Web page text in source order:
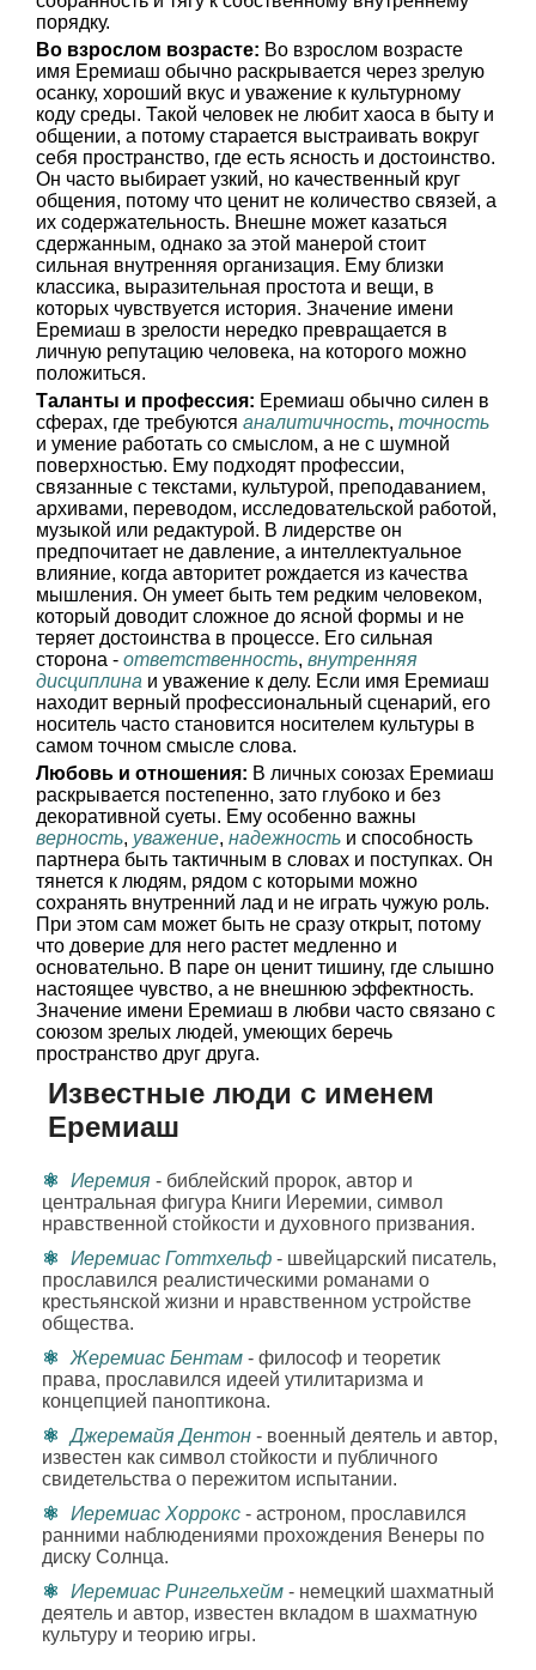
порядку.
Во взрослом возрасте: Во взрослом возрасте
имя Еремиаш обычно раскрывается через зрелую
осанку, хороший вкус и уважение к культурному
коду среды. Такой человек не любит хаоса в быту и
общении, а потому старается выстраивать вокруг
себя пространство, где есть ясность и достоинство.
Он часто выбирает узкий, но качественный круг
общения, потому что ценит не количество связей, а
их содержательность. Внешне может казаться
сдержанным, однако за этой манерой стоит
сильная внутренняя организация. Ему близки
классика, выразительная простота и вещи, в
которых чувствуется история. Значение имени
Еремиаш в зрелости нередко превращается в
личную репутацию человека, на которого можно
положиться.
Таланты и профессия: Еремиаш обычно силен в
сферах, где требуются аналитичность, точность
и умение работать со смыслом, а не с шумной
поверхностью. Ему подходят профессии,
связанные с текстами, культурой, преподаванием,
архивами, переводом, исследовательской работой,
музыкой или редактурой. В лидерстве он
предпочитает не давление, а интеллектуальное
влияние, когда авторитет рождается из качества
мышления. Он умеет быть тем редким человеком,
который доводит сложное до ясной формы и не
теряет достоинства в процессе. Его сильная
сторона - ответственность, внутренняя
дисциплина и уважение к делу. Если имя Еремиаш
находит верный профессиональный сценарий, его
носитель часто становится носителем культуры в
самом точном смысле слова.
Любовь и отношения: В личных союзах Еремиаш
раскрывается постепенно, зато глубоко и без
декоративной суеты. Ему особенно важны
верность, уважение, надежность и способность
партнера быть тактичным в словах и поступках. Он
тянется к людям, рядом с которыми можно
сохранять внутренний лад и не играть чужую роль.
При этом сам может быть не сразу открыт, потому
что доверие для него растет медленно и
основательно. В паре он ценит тишину, где слышно
настоящее чувство, а не внешнюю эффектность.
Значение имени Еремиаш в любви часто связано с
союзом зрелых людей, умеющих беречь
пространство друг друга.
Известные люди с именем
Еремиаш
Иеремия - библейский пророк, автор и
центральная фигура Книги Иеремии, символ
нравственной стойкости и духовного призвания.
Иеремиас Готтхельф - швейцарский писатель,
прославился реалистическими романами о
крестьянской жизни и нравственном устройстве
общества.
Жеремиас Бентам - философ и теоретик
права, прославился идеей утилитаризма и
концепцией паноптикона.
Джеремайя Дентон - военный деятель и автор,
известен как символ стойкости и публичного
свидетельства о пережитом испытании.
Иеремиас Хоррокс - астроном, прославился
ранними наблюдениями прохождения Венеры по
диску Солнца.
Иеремиас Рингельхейм - немецкий шахматный
деятель и автор, известен вкладом в шахматную
культуру и теорию игры.